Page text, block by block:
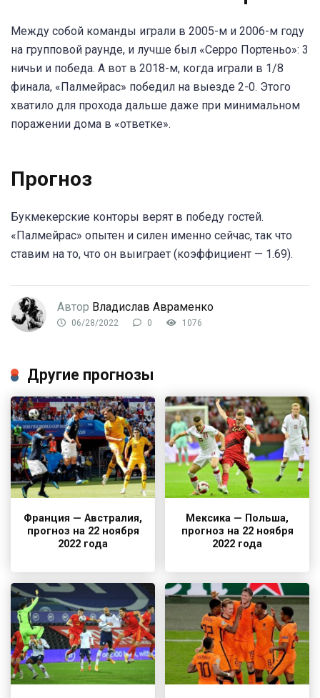
Между собой команды играли в 2005-м и 2006-м году
на групповой раунде, и лучше был «Серро Портеньо»: 3
ничьи и победа. А вот в 2018-м, когда играли в 1/8
финала, «Палмейрас» победил на выезде 2-0. Этого
хватило для прохода дальше даже при минимальном
поражении дома в «ответке».
Прогноз
Букмекерские конторы верят в победу гостей.
«Палмейрас» опытен и силен именно сейчас, так что
ставим на то, что он выиграет (коэффициент — 1.69).
Автор Владислав Авраменко
06/28/2022 0 1076
Другие прогнозы
Франция — Австралия,
прогноз на 22 ноября
2022 года
Мексика — Польша,
прогноз на 22 ноября
2022 года